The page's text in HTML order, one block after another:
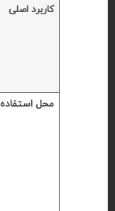
کاربرد اصلی
محل استفاده